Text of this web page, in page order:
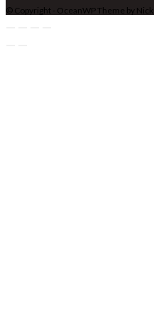
© Copyright - OceanWP Theme by Nick